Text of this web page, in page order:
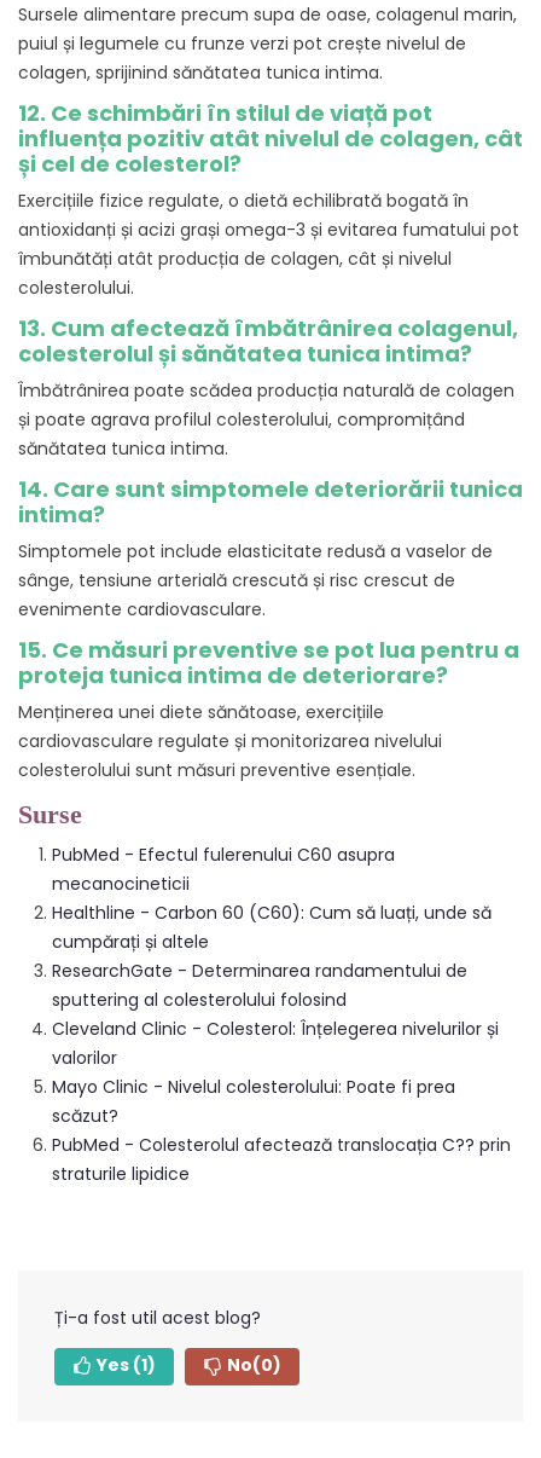
Sursele alimentare precum supa de oase, colagenul marin,
puiul și legumele cu frunze verzi pot crește nivelul de
colagen, sprijinind sănătatea tunica intima.
12. Ce schimbări în stilul de viață pot
influența pozitiv atât nivelul de colagen, cât
și cel de colesterol?
Exercițiile fizice regulate, o dietă echilibrată bogată în
antioxidanți și acizi grași omega-3 și evitarea fumatului pot
îmbunătăți atât producția de colagen, cât și nivelul
colesterolului.
13. Cum afectează îmbătrânirea colagenul,
colesterolul și sănătatea tunica intima?
Îmbătrânirea poate scădea producția naturală de colagen
și poate agrava profilul colesterolului, compromițând
sănătatea tunica intima.
14. Care sunt simptomele deteriorării tunica
intima?
Simptomele pot include elasticitate redusă a vaselor de
sânge, tensiune arterială crescută și risc crescut de
evenimente cardiovasculare.
15. Ce măsuri preventive se pot lua pentru a
proteja tunica intima de deteriorare?
Menținerea unei diete sănătoase, exercițiile
cardiovasculare regulate și monitorizarea nivelului
colesterolului sunt măsuri preventive esențiale.
Surse
PubMed - Efectul fulerenului C60 asupra
mecanocineticii
Healthline - Carbon 60 (C60): Cum să luați, unde să
cumpărați și altele
ResearchGate - Determinarea randamentului de
sputtering al colesterolului folosind
Cleveland Clinic - Colesterol: Înțelegerea nivelurilor și
valorilor
Mayo Clinic - Nivelul colesterolului: Poate fi prea
scăzut?
PubMed - Colesterolul afectează translocația C?? prin
straturile lipidice
Ți-a fost util acest blog?
Yes (1) No(0)